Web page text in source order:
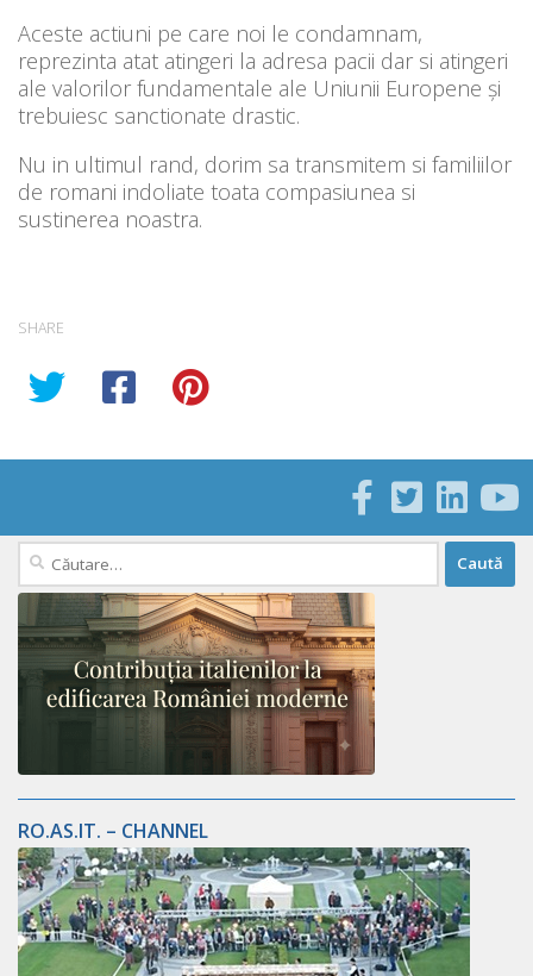
Aceste actiuni pe care noi le condamnam,
reprezinta atat atingeri la adresa pacii dar si atingeri
ale valorilor fundamentale ale Uniunii Europene și
trebuiesc sanctionate drastic.
Nu in ultimul rand, dorim sa transmitem si familiilor
de romani indoliate toata compasiunea si
sustinerea noastra.
SHARE
Caută
după:
RO.AS.IT. – CHANNEL